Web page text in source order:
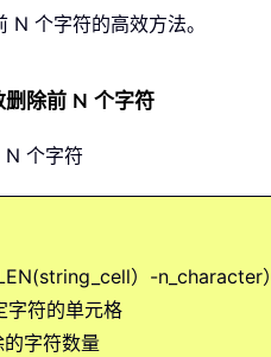
个字符的高效方法。
除前 N 个字符
N 个字符
）-n_character）
字符的单元格
字符数量